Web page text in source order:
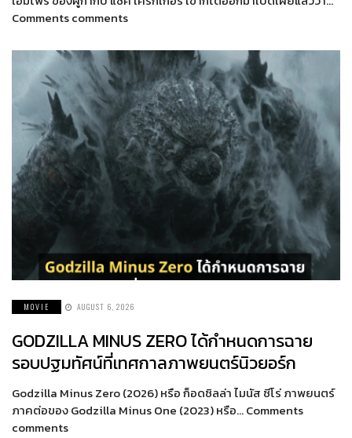
Comments comments
MOVIE AUGUST 6, 2026
GODZILLA MINUS ZERO ได้กำหนดการฉาย
รอบปฐมทัศน์ที่เทศกาลภาพยนตร์นิวยอร์ก
Godzilla Minus Zero (2026) หรือ ก็อดซิลล่า ไมนัส ซีโร่ ภาพยนตร์
ภาคต่อของ Godzilla Minus One (2023) หรือ… Comments
comments